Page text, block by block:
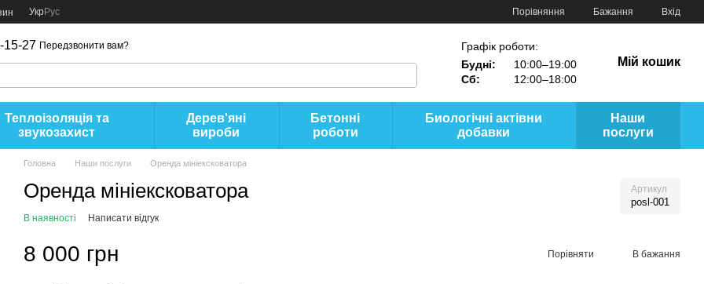
УкрРус Порівняння Бажання Вхід
15-27 Передзвонити вам?
Графік роботи:
Будні:
10:00–19:00
Сб:
12:00–18:00
Мій кошик
Теплоізоляція та
звукозахист
Дерев'яні
вироби
Бетонні
роботи
Биологічні актівни
добавки
Наши
послуги
Головна Наши послуги Оренда мініексковатора
Оренда мініексковатора Артикул
posl-001
В наявності Написати відгук
8 000 грн Порівняти В бажання